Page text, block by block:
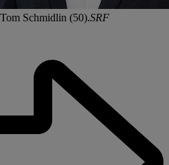
Schmidlin (50).SRF